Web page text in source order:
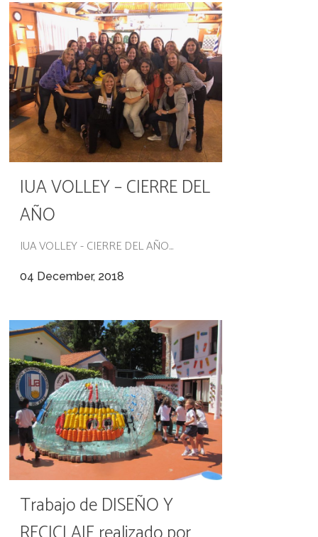
IUA VOLLEY – CIERRE DEL
AÑO
IUA VOLLEY - CIERRE DEL AÑO...
04 December, 2018
Trabajo de DISEÑO Y